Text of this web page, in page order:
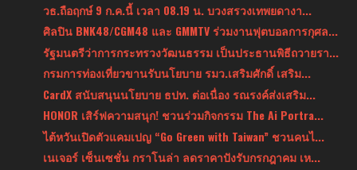
วธ.ถือฤกษ์ 9 ก.ค.นี้ เวลา 08.19 น. บวงสรวงเทพยดางา...
ศิลปิน BNK48/CGM48 และ GMMTV ร่วมงานฟุตบอลการกุศล...
รัฐมนตรีว่าการกระทรวงวัฒนธรรม เป็นประธานพิธีถวายรา...
กรมการท่องเที่ยวขานรับนโยบาย รมว.เสริมศักดิ์ เสริม...
CardX สนับสนุนนโยบาย ธปท. ต่อเนื่อง รณรงค์ส่งเสริม...
HONOR เสิร์ฟความสนุก! ชวนร่วมกิจกรรม The Ai Portra...
ไต้หวันเปิดตัวแคมเปญ “Go Green with Taiwan” ชวนคนไ...
เนเจอร์ เซ็นเซชั่น กราโนล่า ลดราคาปังรับกรกฎาคม เห...